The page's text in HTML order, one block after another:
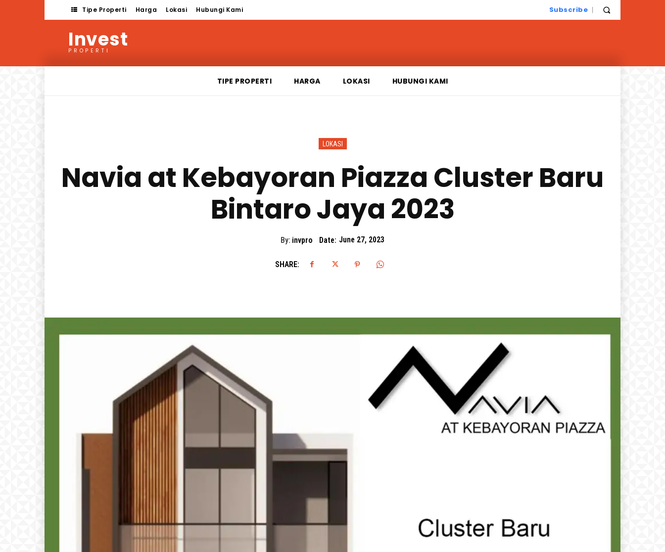
Tipe Properti Harga Lokasi Hubungi Kami Subscribe
Invest
PROPERTI
TIPE PROPERTI HARGA LOKASI HUBUNGI KAMI
LOKASI
Navia at Kebayoran Piazza Cluster Baru
Bintaro Jaya 2023
By: invpro Date: June 27, 2023
SHARE: